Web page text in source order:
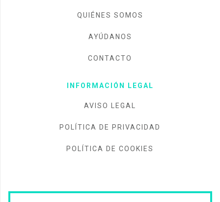
QUIÉNES SOMOS
AYÚDANOS
CONTACTO
INFORMACIÓN LEGAL
AVISO LEGAL
POLÍTICA DE PRIVACIDAD
POLÍTICA DE COOKIES